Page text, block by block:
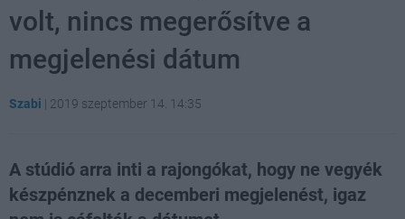
volt, nincs megerősítve a
megjelenési dátum
Szabi | 2019 szeptember 14. 14:35
A stúdió arra inti a rajongókat, hogy ne vegyék
készpénznek a decemberi megjelenést, igaz